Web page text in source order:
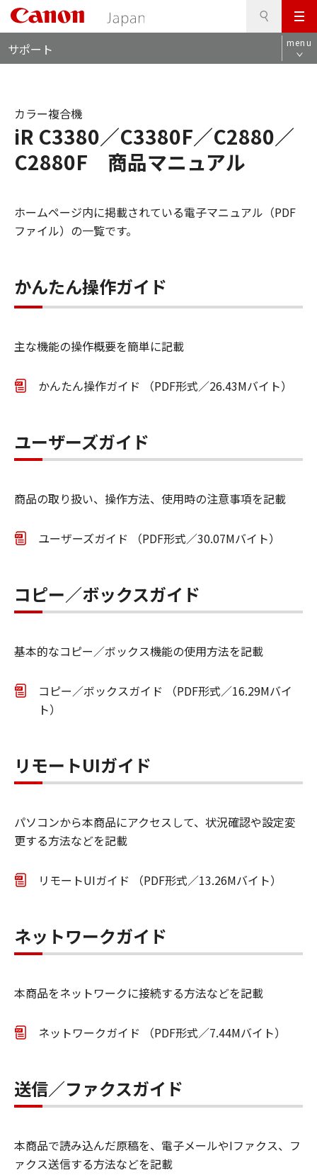
メ
ニ
ュ
サポート menu
iR C3380／C3380F／C2880／
C2880F 商品マニュアル
カラー複合機
ホームページ内に掲載されている電子マニュアル（PDF
ファイル）の一覧です。
かんたん操作ガイド
主な機能の操作概要を簡単に記載
かんたん操作ガイド （PDF形式／26.43Mバイト）
ユーザーズガイド
商品の取り扱い、操作方法、使用時の注意事項を記載
ユーザーズガイド （PDF形式／30.07Mバイト）
コピー／ボックスガイド
基本的なコピー／ボックス機能の使用方法を記載
コピー／ボックスガイド （PDF形式／16.29Mバイ
ト）
リモートUIガイド
パソコンから本商品にアクセスして、状況確認や設定変
更する方法などを記載
リモートUIガイド （PDF形式／13.26Mバイト）
ネットワークガイド
本商品をネットワークに接続する方法などを記載
ネットワークガイド （PDF形式／7.44Mバイト）
送信／ファクスガイド
本商品で読み込んだ原稿を、電子メールやIファクス、フ
ァクス送信する方法などを記載